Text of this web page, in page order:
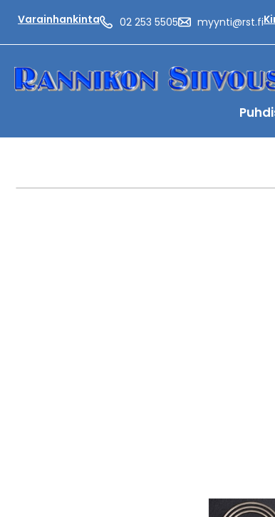
Varainhankinta 02 253 5505 myynti@rst.fi